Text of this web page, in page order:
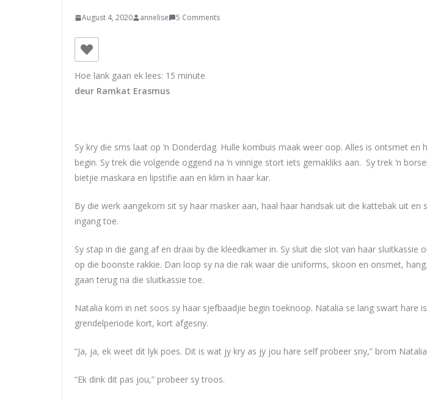
August 4, 2020 annelise 5 Comments
Hoe lank gaan ek lees: 15 minute
deur Ramkat Erasmus
Sy kry die sms laat op ‘n Donderdag. Hulle kombuis maak weer oop. Alles is ontsmet en
begin. Sy trek die volgende oggend na ‘n vinnige stort iets gemakliks aan. Sy trek ‘n
bietjie maskara en lipstifie aan en klim in haar kar.
By die werk aangekom sit sy haar masker aan, haal haar handsak uit die kattebak uit en
ingang toe.
Sy stap in die gang af en draai by die kleedkamer in. Sy sluit die slot van haar sluitkassie
op die boonste rakkie. Dan loop sy na die rak waar die uniforms, skoon en onsmet,
gaan terug na die sluitkassie toe.
Natalia kom in net soos sy haar sjefbaadjie begin toeknoop. Natalia se lang swart hare
grendelperiode kort, kort afgesny.
“Ja, ja, ek weet dit lyk poes. Dit is wat jy kry as jy jou hare self probeer sny,” brom
“Ek dink dit pas jou,” probeer sy troos.